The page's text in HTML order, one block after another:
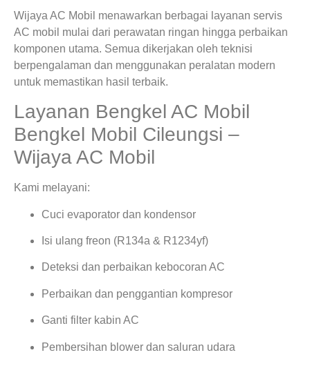
Wijaya AC Mobil menawarkan berbagai layanan servis
AC mobil mulai dari perawatan ringan hingga perbaikan
komponen utama. Semua dikerjakan oleh teknisi
berpengalaman dan menggunakan peralatan modern
untuk memastikan hasil terbaik.
Layanan Bengkel AC Mobil
Bengkel Mobil Cileungsi –
Wijaya AC Mobil
Kami melayani:
Cuci evaporator dan kondensor
Isi ulang freon (R134a & R1234yf)
Deteksi dan perbaikan kebocoran AC
Perbaikan dan penggantian kompresor
Ganti filter kabin AC
Pembersihan blower dan saluran udara